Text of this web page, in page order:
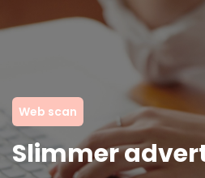
Web scan
Slimmer